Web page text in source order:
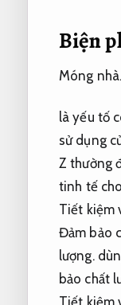
Biện
Móng nhà.
là yếu tố
sử dụng
Z thường
tinh tế
Tiết kiệm
Đảm bảo
lượng.
bảo chất
Tiết kiệm